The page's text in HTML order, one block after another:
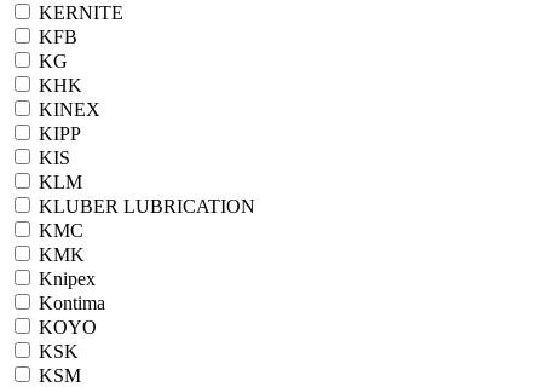
KERNITE
KFB
KG
KHK
KINEX
KIPP
KIS
KLM
KLUBER LUBRICATION
KMC
KMK
Knipex
Kontima
KOYO
KSK
KSM